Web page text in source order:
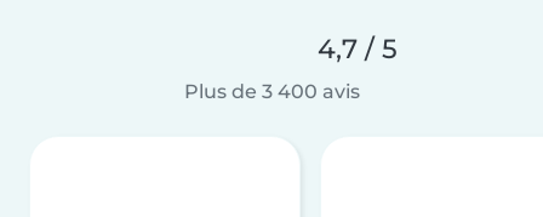
4,7 / 5
Plus de 3 400 avis